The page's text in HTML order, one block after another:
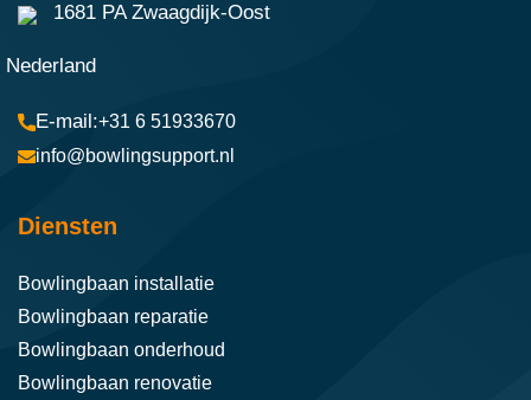
1681 PA Zwaagdijk-Oost
Nederland
+31 6 51933670
info@bowlingsupport.nl
Diensten
Bowlingbaan installatie
Bowlingbaan reparatie
Bowlingbaan onderhoud
Bowlingbaan renovatie